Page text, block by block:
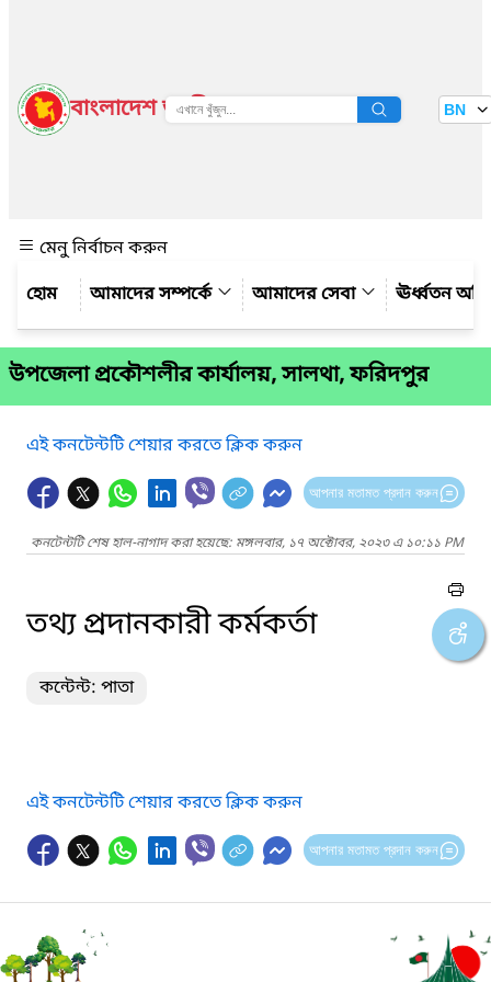
বাংলাদেশ জাতীয় তথ্য বাতায়ন BN
মেনু নির্বাচন করুন
আমাদের সম্পর্কে
আমাদের সেবা ঊর্ধ্বতন
উপজেলা প্রকৌশলীর কার্যালয়, সালথা, ফরিদপুর
এই কনটেন্টটি শেয়ার করতে ক্লিক করুন
আপনার মতামত প্রদান করুন
কনটেন্টটি শেষ হাল-নাগাদ করা হয়েছে: মঙ্গলবার, ১৭ অক্টোবর, ২০২৩ এ ১০:১১ PM
তথ্য প্রদানকারী কর্মকর্তা
কন্টেন্ট: পাতা
এই কনটেন্টটি শেয়ার করতে ক্লিক করুন
আপনার মতামত প্রদান করুন